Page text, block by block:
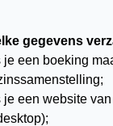
gegevens
je een boeking
je een website